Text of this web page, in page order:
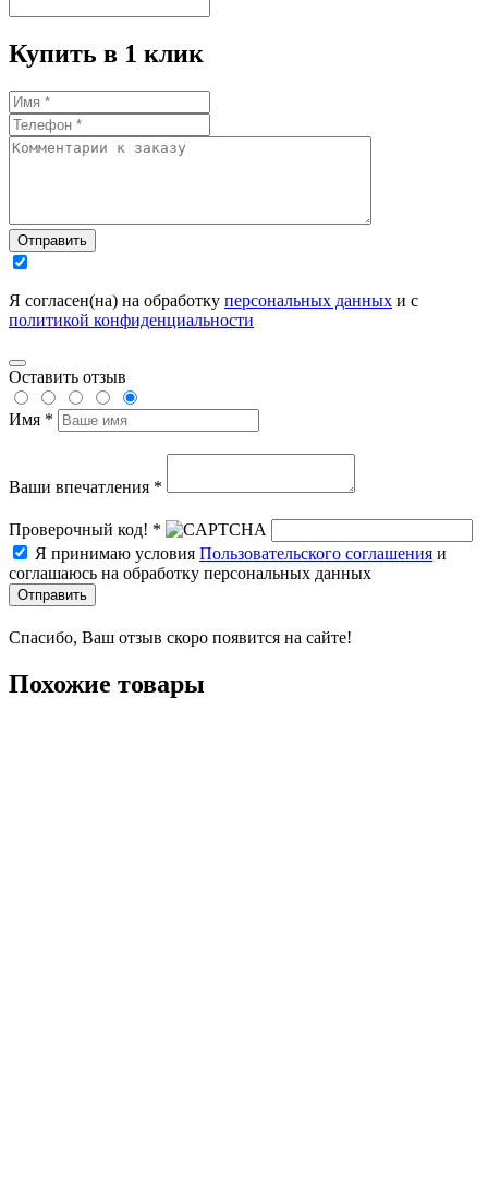
Купить в 1 клик
Отправить
Я согласен(на) на обработку персональных данных и с
политикой конфиденциальности
Оставить отзыв
Имя *
Ваши впечатления *
Проверочный код! *
Я принимаю условия Пользовательского соглашения и
соглашаюсь на обработку персональных данных
Отправить
Спасибо, Ваш отзыв скоро появится на сайте!
Похожие товары